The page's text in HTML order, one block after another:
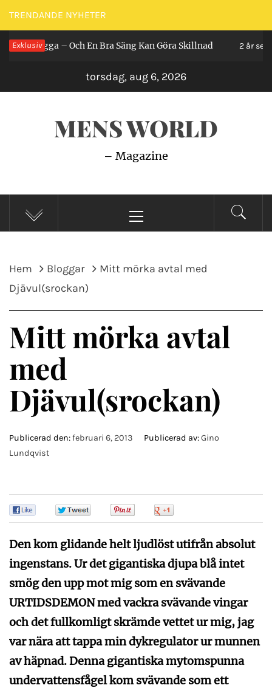
Hoppa
till
innehåll
TRENDANDE NYHETER
Exklusiv
Ligga – Och En Bra Säng Kan Göra Skillnad 2 år sedan
torsdag, aug 6, 2026
MENS WORLD
– Magazine
meny
Hem Bloggar
Mitt mörka avtal med
Djävul(srockan)
Mitt mörka avtal
med
Djävul(srockan)
Publicerad den:februari 6, 2013 Publicerad av:Gino
Lundqvist
Den kom glidande helt ljudlöst utifrån absolut
ingenstans. Ur det gigantiska djupa blå intet
smög den upp mot mig som en svävande
URTIDSDEMON med vackra svävande vingar
och det fullkomligt skrämde vettet ur mig, jag
var nära att tappa min dykregulator ur munnen
av häpnad. Denna gigantiska mytomspunna
undervattensfågel kom svävande som ett